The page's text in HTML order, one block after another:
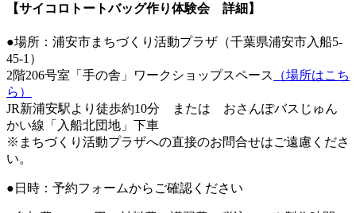
【サイコロトートバッグ作り体験会 詳細】
●場所：浦安市まちづくり活動プラザ（千葉県浦安市入船5-
45-1）
2階206号室「手の舎」ワークショップスペース
（場所はこち
ら）
JR新浦安駅より徒歩約10分 または おさんぽバスじゅん
かい線「入船北団地」下車
※まちづくり活動プラザへの直接のお問合せはご遠慮くださ
い。
●日時：予約フォームからご確認ください